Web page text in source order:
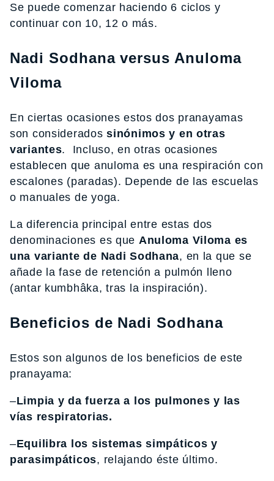
Se puede comenzar haciendo 6 ciclos y
continuar con 10, 12 o más.
Nadi Sodhana versus Anuloma
Viloma
En ciertas ocasiones estos dos pranayamas
son consideradossinónimos y en otras
variantes. Incluso, en otras ocasiones
establecen que anuloma es una respiración con
escalones (paradas). Depende de las escuelas
o manuales de yoga.
La diferencia principal entre estas dos
denominaciones es que Anuloma Viloma es
una variante de Nadi Sodhana, en la que se
añade la fase de retención a pulmón lleno
(antar kumbhâka, tras la inspiración).
Beneficios de Nadi Sodhana
Estos son algunos de los beneficios de este
pranayama:
–Limpia y da fuerza a los pulmones y las
vías respiratorias.
–Equilibra los sistemas simpáticos y
parasimpáticos, relajando éste último.